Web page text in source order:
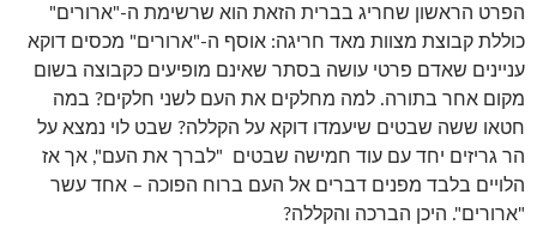
הפרט הראשון שחריג בברית הזאת הוא שרשימת ה-"ארורים"
כוללת קבוצת מצוות מאד חריגה: אוסף ה-"ארורים" מכסים דוקא
עניינים שאדם פרטי עושה בסתר שאינם מופיעים כקבוצה בשום
מקום אחר בתורה. למה מחלקים את העם לשני חלקים? במה
חטאו ששה שבטים שיעמדו דוקא על הקללה? שבט לוי נמצא על
הר גריזים יחד עם עוד חמישה שבטים "לברך את העם", אך אז
הלויים בלבד מפנים דברים אל העם ברוח הפוכה – אחד עשר
"ארורים". היכן הברכה והקללה?